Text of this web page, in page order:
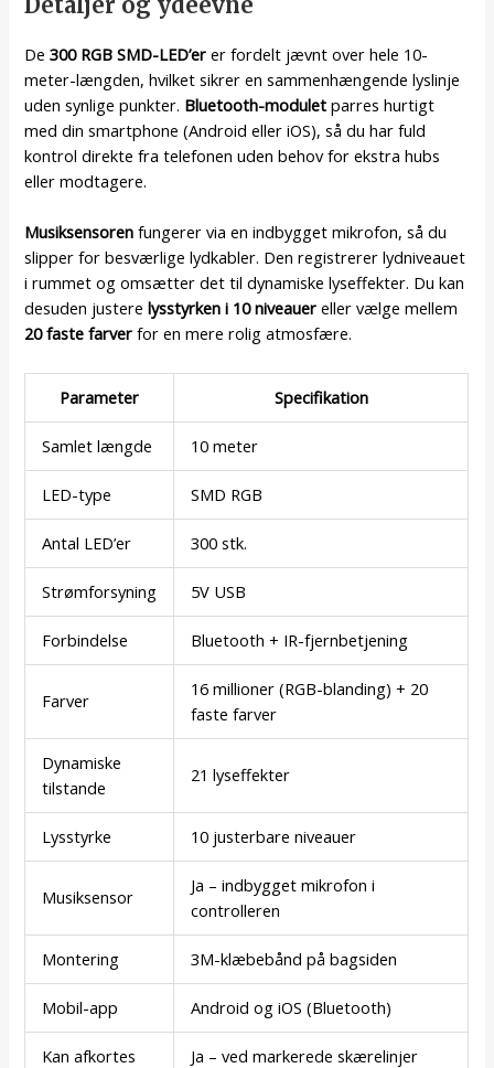
De300 RGB SMD-LED’er er fordelt jævnt over hele 10-
meter-længden, hvilket sikrer en sammenhængende lyslinje
uden synlige punkter. Bluetooth-modulet parres hurtigt
med din smartphone (Android eller iOS), så du har fuld
kontrol direkte fra telefonen uden behov for ekstra hubs
eller modtagere.
Musiksensoren fungerer via en indbygget mikrofon, så du
slipper for besværlige lydkabler. Den registrerer lydniveauet
i rummet og omsætter det til dynamiske lyseffekter. Du kan
desuden justerelysstyrken i 10 niveauer eller vælge mellem
20 faste farver for en mere rolig atmosfære.
Parameter Specifikation
Samlet længde 10 meter
LED-type SMD RGB
Antal LED’er 300 stk.
Strømforsyning 5V USB
Forbindelse Bluetooth + IR-fjernbetjening
Farver
16 millioner (RGB-blanding) + 20
faste farver
Dynamiske
tilstande
21 lyseffekter
Lysstyrke 10 justerbare niveauer
Musiksensor
Ja – indbygget mikrofon i
controlleren
Montering 3M-klæbebånd på bagsiden
Mobil-app Android og iOS (Bluetooth)
Kan afkortes Ja – ved markerede skærelinjer